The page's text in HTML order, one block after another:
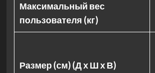
Максимальный вес
пользователя (кг)
Размер (см) (Д х Ш х В)